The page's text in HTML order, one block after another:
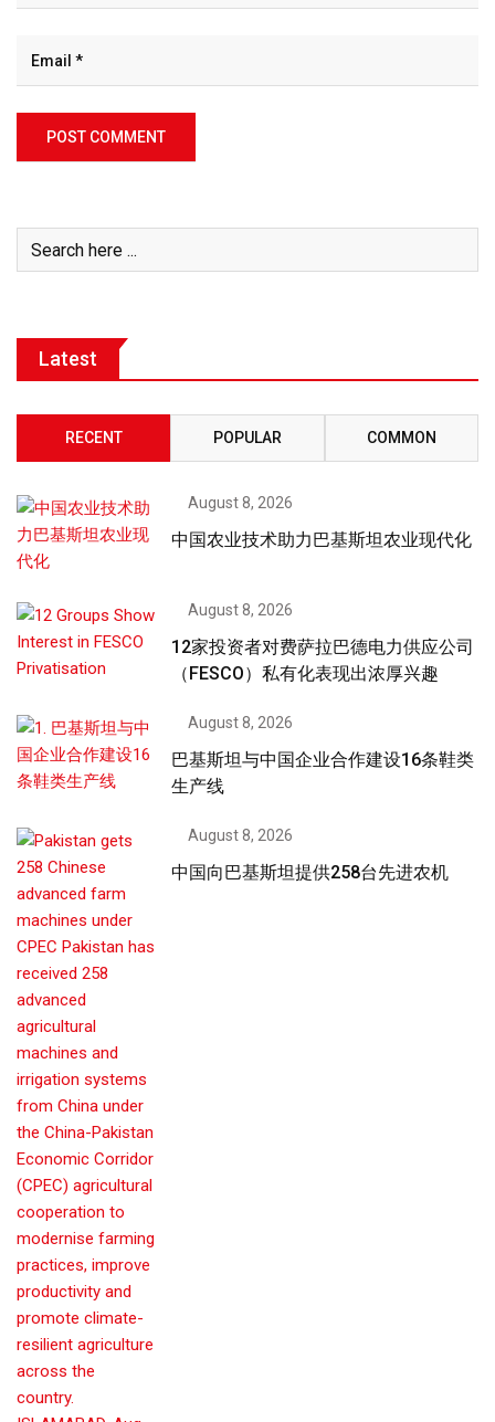
Latest
RECENT POPULAR COMMON
August 8, 2026
中国农业技术助力巴基斯坦农业现代化
August 8, 2026
12家投资者对费萨拉巴德电力供应公司
（FESCO）私有化表现出浓厚兴趣
August 8, 2026
巴基斯坦与中国企业合作建设16条鞋类
生产线
August 8, 2026
中国向巴基斯坦提供258台先进农机